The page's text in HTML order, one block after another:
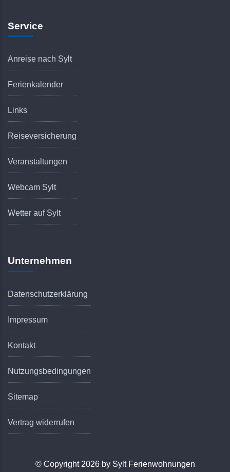
Service
Anreise nach Sylt
Ferienkalender
Links
Reiseversicherung
Veranstaltungen
Webcam Sylt
Wetter auf Sylt
Unternehmen
Datenschutzerklärung
Impressum
Kontakt
Nutzungsbedingungen
Sitemap
Vertrag widerrufen
© Copyright 2026 by Sylt Ferienwohnungen